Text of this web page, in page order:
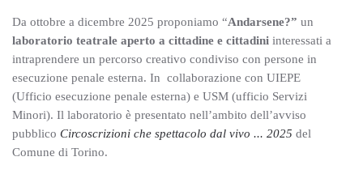
Da ottobre a dicembre 2025 proponiamo “Andarsene?” un
laboratorio teatrale aperto a cittadine e cittadini interessati a
intraprendere un percorso creativo condiviso con persone in
esecuzione penale esterna. In collaborazione con UIEPE
(Ufficio esecuzione penale esterna) e USM (ufficio Servizi
Minori). Il laboratorio è presentato nell’ambito dell’avviso
pubblico Circoscrizioni che spettacolo dal vivo ... 2025 del
Comune di Torino.